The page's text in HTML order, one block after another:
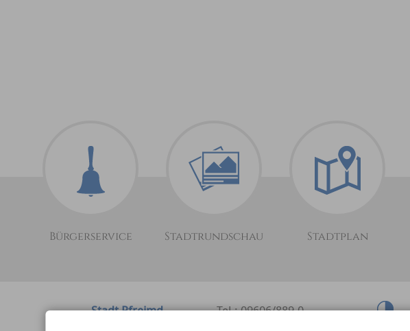
Bürgerservice Stadtrundschau Stadtplan
Stadt Pfreimd
Tel.: 09606/889-0